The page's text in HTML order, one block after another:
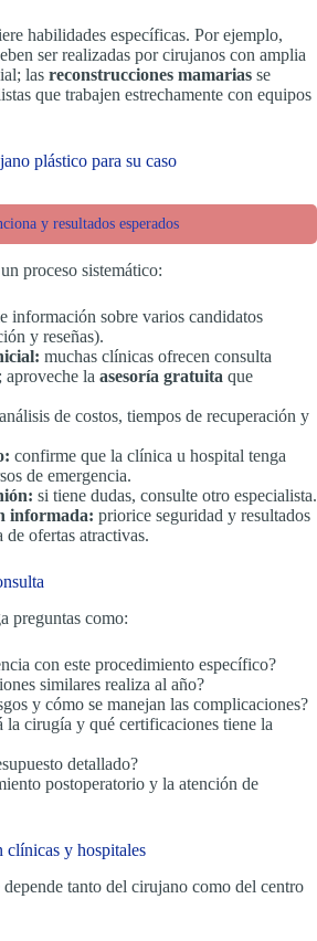
habilidades específicas. Por ejemplo,
ser realizadas por cirujanos con amplia
las reconstrucciones mamarias se
que trabajen estrechamente con equipos
plástico para su caso
y resultados esperados
proceso sistemático:
información sobre varios candidatos
y reseñas).
muchas clínicas ofrecen consulta
la asesoría gratuita que
análisis de costos, tiempos de recuperación y
confirme que la clínica u hospital tenga
de emergencia.
si tiene dudas, consulte otro especialista.
informada: priorice seguridad y resultados
de ofertas atractivas.
preguntas como:
con este procedimiento específico?
similares realiza al año?
y cómo se manejan las complicaciones?
la cirugía y qué certificaciones tiene la
detallado?
postoperatorio y la atención de
clínicas y hospitales
tanto del cirujano como del centro